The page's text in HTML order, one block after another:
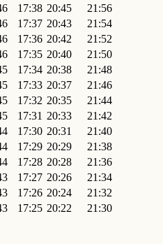
17:38 20:45
21:56
17:37 20:43
21:54
17:36 20:42
21:52
17:35 20:40
21:50
17:34 20:38
21:48
17:33 20:37
21:46
17:32 20:35
21:44
17:31 20:33
21:42
17:30 20:31
21:40
17:29 20:29
21:38
17:28 20:28
21:36
17:27 20:26
21:34
17:26 20:24
21:32
17:25 20:22 21:30